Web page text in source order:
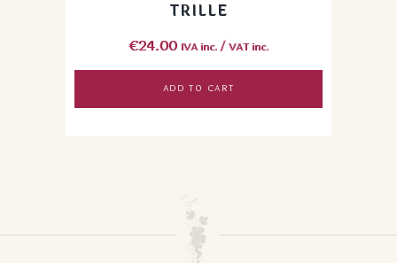
TRILLE
€24.00 IVA inc. / VAT inc.
ADD TO CART